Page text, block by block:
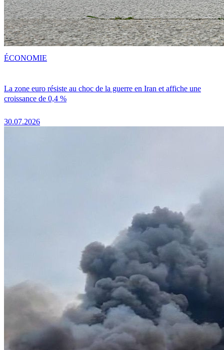
La zone euro résiste au choc de la guerre en Iran et affiche une
croissance de 0,4 %
30.07.2026
ÉCONOMIE